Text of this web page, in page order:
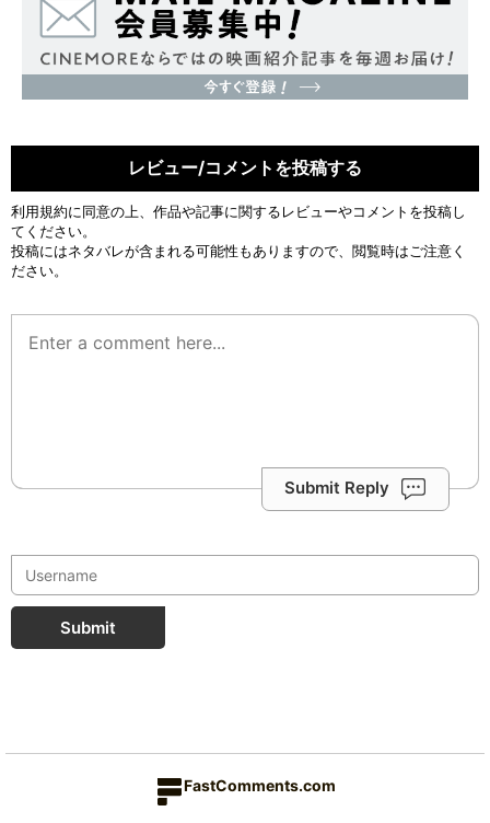
レビュー/コメントを投稿する
利用規約に同意の上、作品や記事に関するレビューやコメントを投稿し
てください。
投稿にはネタバレが含まれる可能性もありますので、閲覧時はご注意く
ださい。
Submit Reply
Submit
FastComments.com